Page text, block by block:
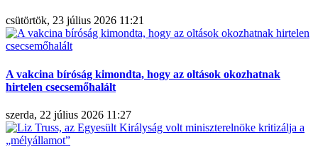
csütörtök, 23 július 2026 11:21
A vakcina bíróság kimondta, hogy az oltások okozhatnak
hirtelen csecsemőhalált
szerda, 22 július 2026 11:27